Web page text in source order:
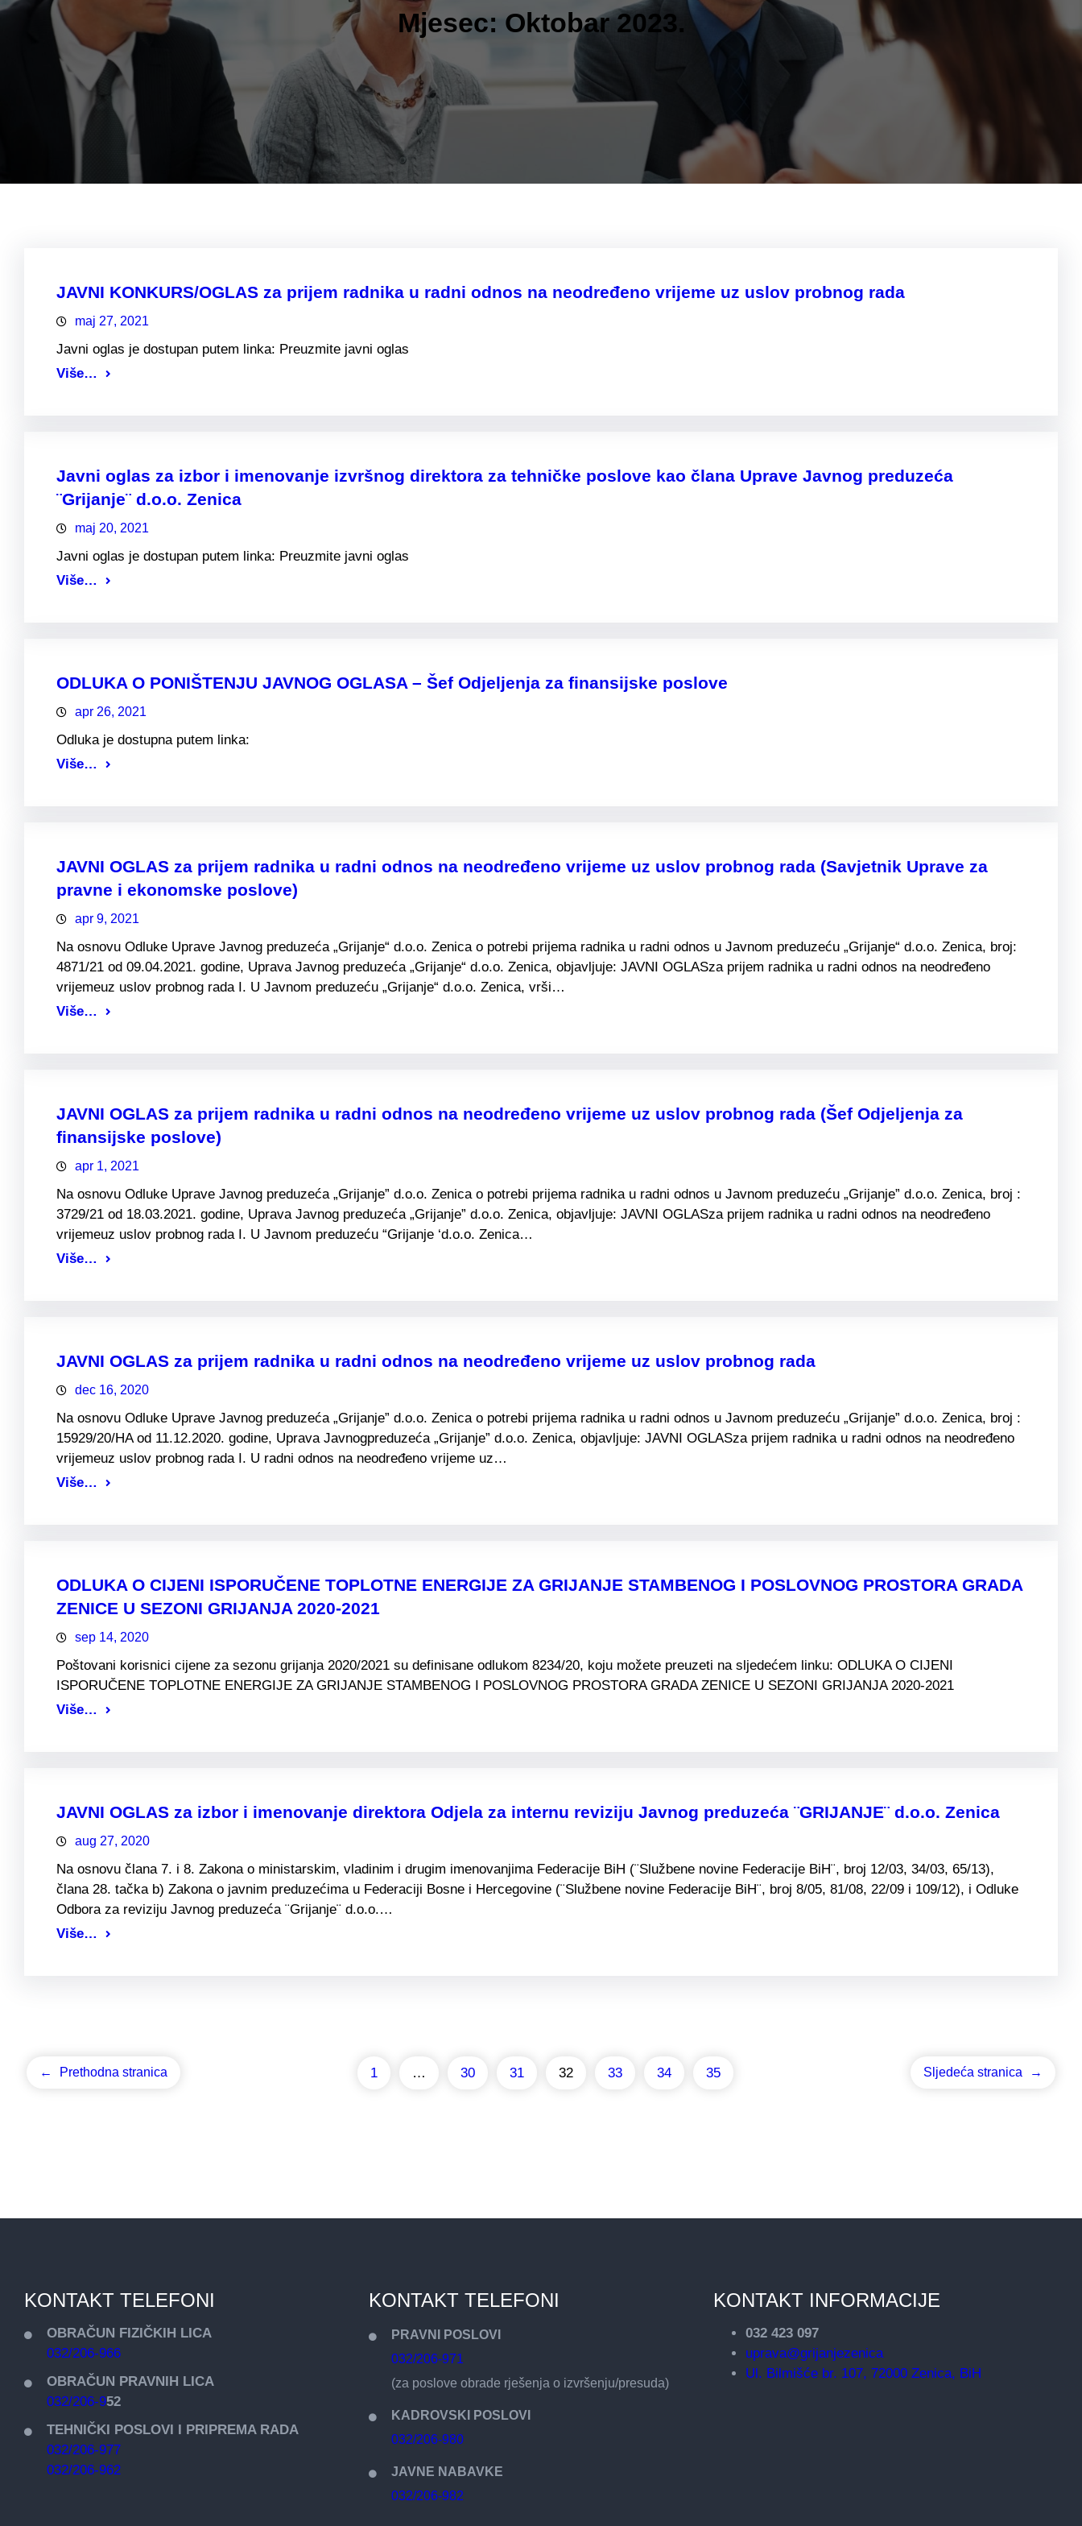
Mjesec: Oktobar 2023.
JAVNI KONKURS/OGLAS za prijem radnika u radni odnos na neodređeno vrijeme uz uslov probnog rada
maj 27, 2021
Javni oglas je dostupan putem linka: Preuzmite javni oglas
Više…
Javni oglas za izbor i imenovanje izvršnog direktora za tehničke poslove kao člana Uprave Javnog preduzeća
¨Grijanje¨ d.o.o. Zenica
maj 20, 2021
Javni oglas je dostupan putem linka: Preuzmite javni oglas
Više…
ODLUKA O PONIŠTENJU JAVNOG OGLASA – Šef Odjeljenja za finansijske poslove
apr 26, 2021
Odluka je dostupna putem linka:
Više…
JAVNI OGLAS za prijem radnika u radni odnos na neodređeno vrijeme uz uslov probnog rada (Savjetnik Uprave za
pravne i ekonomske poslove)
apr 9, 2021
Na osnovu Odluke Uprave Javnog preduzeća „Grijanje“ d.o.o. Zenica o potrebi prijema radnika u radni odnos u Javnom preduzeću „Grijanje“ d.o.o. Zenica, broj:
4871/21 od 09.04.2021. godine, Uprava Javnog preduzeća „Grijanje“ d.o.o. Zenica, objavljuje: JAVNI OGLASza prijem radnika u radni odnos na neodređeno
vrijemeuz uslov probnog rada I. U Javnom preduzeću „Grijanje“ d.o.o. Zenica, vrši…
Više…
JAVNI OGLAS za prijem radnika u radni odnos na neodređeno vrijeme uz uslov probnog rada (Šef Odjeljenja za
finansijske poslove)
apr 1, 2021
Na osnovu Odluke Uprave Javnog preduzeća „Grijanje” d.o.o. Zenica o potrebi prijema radnika u radni odnos u Javnom preduzeću „Grijanje” d.o.o. Zenica, broj :
3729/21 od 18.03.2021. godine, Uprava Javnog preduzeća „Grijanje” d.o.o. Zenica, objavljuje: JAVNI OGLASza prijem radnika u radni odnos na neodređeno
vrijemeuz uslov probnog rada I. U Javnom preduzeću “Grijanje ‘d.o.o. Zenica…
Više…
JAVNI OGLAS za prijem radnika u radni odnos na neodređeno vrijeme uz uslov probnog rada
dec 16, 2020
Na osnovu Odluke Uprave Javnog preduzeća „Grijanje” d.o.o. Zenica o potrebi prijema radnika u radni odnos u Javnom preduzeću „Grijanje” d.o.o. Zenica, broj :
15929/20/HA od 11.12.2020. godine, Uprava Javnogpreduzeća „Grijanje” d.o.o. Zenica, objavljuje: JAVNI OGLASza prijem radnika u radni odnos na neodređeno
vrijemeuz uslov probnog rada I. U radni odnos na neodređeno vrijeme uz…
Više…
ODLUKA O CIJENI ISPORUČENE TOPLOTNE ENERGIJE ZA GRIJANJE STAMBENOG I POSLOVNOG PROSTORA GRADA
ZENICE U SEZONI GRIJANJA 2020-2021
sep 14, 2020
Poštovani korisnici cijene za sezonu grijanja 2020/2021 su definisane odlukom 8234/20, koju možete preuzeti na sljedećem linku: ODLUKA O CIJENI
ISPORUČENE TOPLOTNE ENERGIJE ZA GRIJANJE STAMBENOG I POSLOVNOG PROSTORA GRADA ZENICE U SEZONI GRIJANJA 2020-2021
Više…
JAVNI OGLAS za izbor i imenovanje direktora Odjela za internu reviziju Javnog preduzeća ¨GRIJANJE¨ d.o.o. Zenica
aug 27, 2020
Na osnovu člana 7. i 8. Zakona o ministarskim, vladinim i drugim imenovanjima Federacije BiH (¨Službene novine Federacije BiH¨, broj 12/03, 34/03, 65/13),
člana 28. tačka b) Zakona o javnim preduzećima u Federaciji Bosne i Hercegovine (¨Službene novine Federacije BiH¨, broj 8/05, 81/08, 22/09 i 109/12), i Odluke
Odbora za reviziju Javnog preduzeća ¨Grijanje¨ d.o.o.…
Više…
← Prethodna stranica 1 … 30 31 32 33 34 35 Sljedeća stranica →
KONTAKT TELEFONI
OBRAČUN FIZIČKIH LICA
032/206-966
OBRAČUN PRAVNIH LICA
032/206-952
TEHNIČKI POSLOVI I PRIPREMA RADA
032/206-977
032/206-962
KONTAKT TELEFONI
PRAVNI POSLOVI
032/206-971
(za poslove obrade rješenja o izvršenju/presuda)
KADROVSKI POSLOVI
032/206-980
JAVNE NABAVKE
032/206-982
KONTAKT INFORMACIJE
032 423 097
uprava@grijanjezenica
Ul. Bilmišće br. 107, 72000 Zenica, BiH